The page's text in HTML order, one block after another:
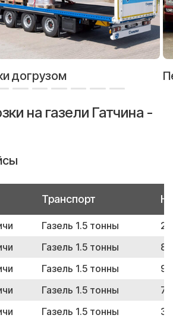
догрузом
на газели Гатчина -
Транспорт
Газель 1.5 тонны
Газель 1.5 тонны
Газель 1.5 тонны
Газель 1.5 тонны
Газель 1.5 тонны